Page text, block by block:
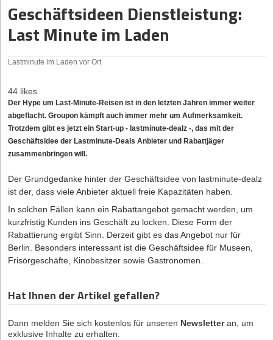
Geschäftsideen Dienstleistung:
Last Minute im Laden
Lastminute im Laden vor Ort
44 likes
Der Hype um Last-Minute-Reisen ist in den letzten Jahren immer weiter
abgeflacht. Groupon kämpft auch immer mehr um Aufmerksamkeit.
Trotzdem gibt es jetzt ein Start-up - lastminute-dealz -, das mit der
Geschäftsidee der Lastminute-Deals Anbieter und Rabattjäger
zusammenbringen will.
Der Grundgedanke hinter der Geschäftsidee von lastminute-dealz
ist der, dass viele Anbieter aktuell freie Kapazitäten haben.
In solchen Fällen kann ein Rabatt­angebot gemacht werden, um
kurzfristig Kunden ins Geschäft zu locken. Diese Form der
Rabattierung ergibt Sinn. Derzeit gibt es das Angebot nur für
Berlin. Besonders interessant ist die Geschäftsidee für Museen,
Frisörgeschäfte, Kinobesitzer sowie Gastronomen.
Hat Ihnen der Artikel gefallen?
Dann melden Sie sich kostenlos für unseren Newsletteran, um
exklusive Inhalte zu erhalten.